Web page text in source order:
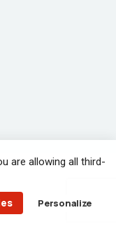
are allowing all third-
Personalize